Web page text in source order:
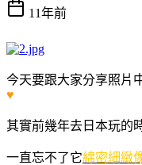
11年前
今天要跟大家分享照片
♥
其實前幾年去日本玩的
一直忘不了它綿密細緻